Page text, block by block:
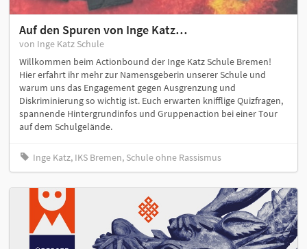
Auf den Spuren von Inge Katz…
von Inge Katz Schule
Willkommen beim Actionbound der Inge Katz Schule Bremen!
Hier erfahrt ihr mehr zur Namensgeberin unserer Schule und
warum uns das Engagement gegen Ausgrenzung und
Diskriminierung so wichtig ist. Euch erwarten knifflige Quizfragen,
spannende Hintergrundinfos und Gruppenaction bei einer Tour
auf dem Schulgelände.
Inge Katz, IKS Bremen, Schule ohne Rassismus